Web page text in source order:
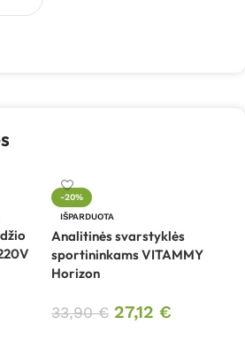
-20%
IŠPARDUOTA
Analitinės svarstyklės
sportininkams VITAMMY
Horizon
33,90€ 27,12 €